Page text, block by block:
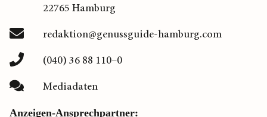
22765 Hamburg
redaktion@genussguide-hamburg.com
(040) 36 88 110–0
Mediadaten
Anzeigen-Ansprechpartner: